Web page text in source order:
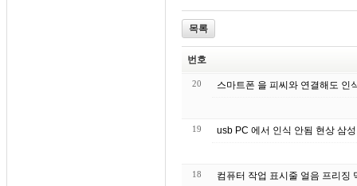
목록
번호
20 스마트폰 을 피씨와 연결해도 인
19 usb PC 에서 인식 안됨 현상 삼
18 컴퓨터 작업 표시줄 얼음 프리징